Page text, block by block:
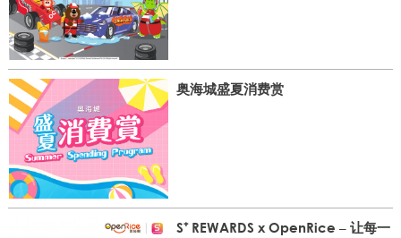
奥海城盛夏消费赏
S⁺ REWARDS x OpenRice – 让每一